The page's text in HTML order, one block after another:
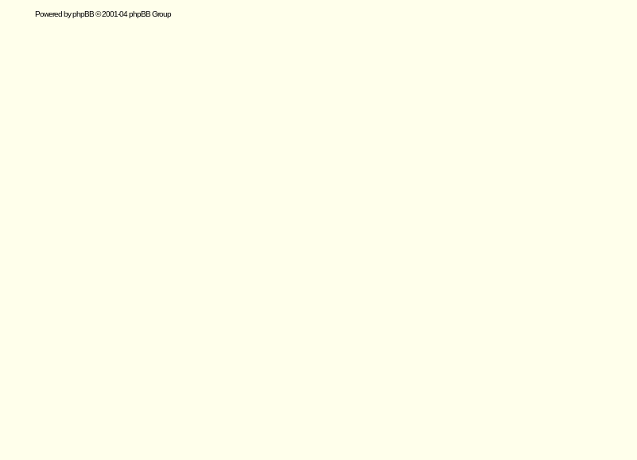
Powered byphpBB© 2001-04 phpBB Group